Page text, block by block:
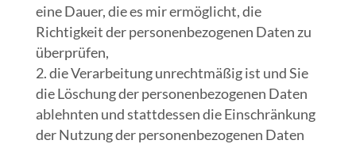
eine Dauer, die es mir ermöglicht, die
Richtigkeit der personenbezogenen Daten zu
überprüfen,
die Verarbeitung unrechtmäßig ist und Sie
die Löschung der personenbezogenen Daten
ablehnten und stattdessen die Einschränkung
der Nutzung der personenbezogenen Daten